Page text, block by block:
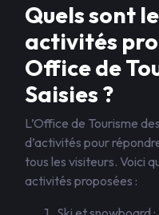
Quels sont
activités
Office de
Saisies ?
L’Office de Tourisme
d’activités pour
tous les visiteurs. Voici
activités proposées :